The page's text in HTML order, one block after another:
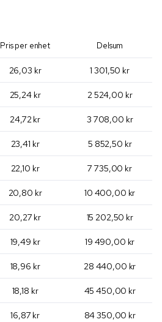
Pris per enhet Delsum
26,03 kr 1 301,50 kr
25,24 kr 2 524,00 kr
24,72 kr 3 708,00 kr
23,41 kr 5 852,50 kr
22,10 kr 7 735,00 kr
20,80 kr 10 400,00 kr
20,27 kr 15 202,50 kr
19,49 kr 19 490,00 kr
18,96 kr 28 440,00 kr
18,18 kr 45 450,00 kr
16,87 kr 84 350,00 kr